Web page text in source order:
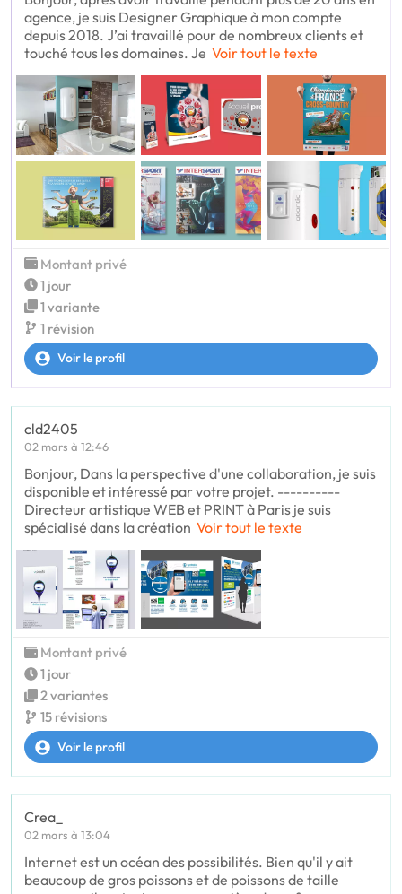
agence, je suis Designer Graphique à mon compte
depuis 2018. J’ai travaillé pour de nombreux clients et
touché tous les domaines. Je Voir tout le texte
Montant privé
1 jour
1 variante
1 révision
Voir le profil
cld2405
02 mars à 12:46
Bonjour, Dans la perspective d'une collaboration, je suis
disponible et intéressé par votre projet. ----------
Directeur artistique WEB et PRINT à Paris je suis
spécialisé dans la création Voir tout le texte
Montant privé
1 jour
2 variantes
15 révisions
Voir le profil
Crea_
02 mars à 13:04
Internet est un océan des possibilités. Bien qu'il y ait
beaucoup de gros poissons et de poissons de taille